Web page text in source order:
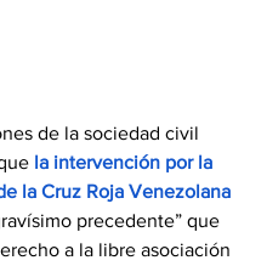
de la sociedad civil
la intervención por la
la Cruz Roja Venezolana
precedente” que
a la libre asociación